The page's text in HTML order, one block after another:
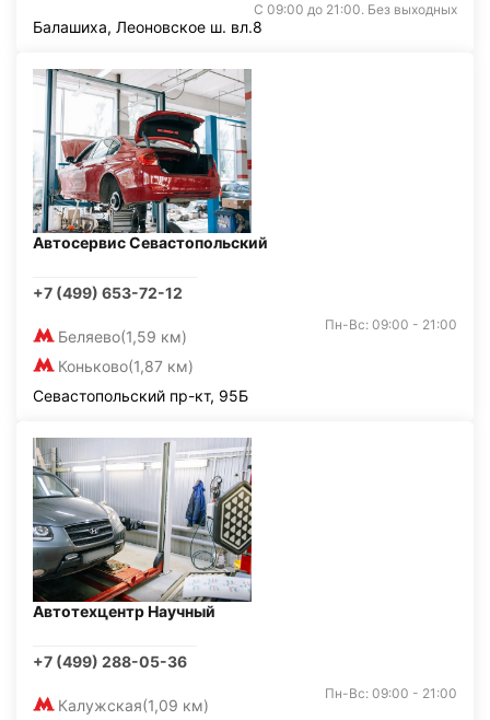
С 09:00 до 21:00. Без выходных
Балашиха, Леоновское ш. вл.8
Автосервис Севастопольский
+7 (499) 653-72-12
Беляево(1,59 км)
Коньково(1,87 км)
Пн-Вс: 09:00 - 21:00
Севастопольский пр-кт, 95Б
Автотехцентр Научный
+7 (499) 288-05-36
Калужская(1,09 км)
Пн-Вс: 09:00 - 21:00